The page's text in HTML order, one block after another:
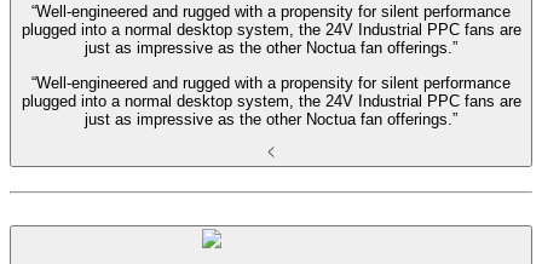
“Well-engineered and rugged with a propensity for silent performance
plugged into a normal desktop system, the 24V Industrial PPC fans are
just as impressive as the other Noctua fan offerings.”
“Well-engineered and rugged with a propensity for silent performance
plugged into a normal desktop system, the 24V Industrial PPC fans are
just as impressive as the other Noctua fan offerings.”